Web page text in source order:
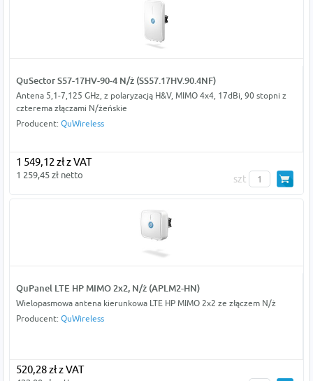
QuSector S57-17HV-90-4 N/ż (SS57.17HV.90.4NF)
Antena 5,1-7,125 GHz, z polaryzacją H&V, MIMO 4x4, 17dBi, 90 stopni z
czterema złączami N/żeńskie
Producent: QuWireless
1 549,12 zł z VAT
1 259,45 zł netto szt
QuPanel LTE HP MIMO 2x2, N/ż (APLM2-HN)
Wielopasmowa antena kierunkowa LTE HP MIMO 2x2 ze złączem N/ż
Producent: QuWireless
520,28 zł z VAT